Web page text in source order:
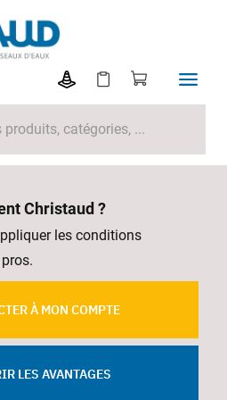
Christaud ?
les conditions
À MON COMPTE
LES AVANTAGES